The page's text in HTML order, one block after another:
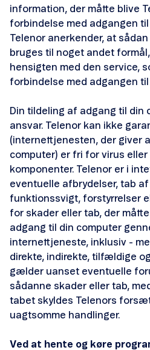
Kaon AP2400
Kaon DG2200/DG2400
Kaon WiFi 6 Extender
Kaon FA7550 5G
Kaon FA7150 5G
SagemCom 5988D
Icotera r2701
Technicolor TG799 xtreme
Icotera i4882-70
Sagemcom 3890v3
information, der måtte blive
forbindelse med adgangen
Telenor anerkender, at
bruges til noget andet
hensigten med den service,
forbindelse med adgangen til
Din tildeling af adgang til din
ansvar. Telenor kan ikke
(internettjenesten, der giver
computer) er fri for virus eller
komponenter. Telenor er i
eventuelle afbrydelser, tab
funktionssvigt, forstyrrelser
for skader eller tab, der
adgang til din computer
internettjeneste, inklusiv -
direkte, indirekte, tilfældige
gælder uanset eventuelle
sådanne skader eller tab,
tabet skyldes Telenors
uagtsomme handlinger.
Ved at hente og køre